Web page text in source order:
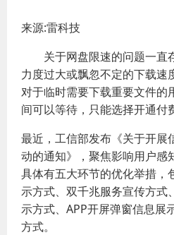
来源:雷科技
关于网盘限速的问题一直
力度过大或飘忽不定的下载速
对于临时需要下载重要文件的
间可以等待，只能选择开通付
最近，工信部发布《关于开展
动的通知》，聚焦影响用户感
具体有五大环节的优化举措，
示方式、双千兆服务宣传方式
示方式、APP开屏弹窗信息展
方式。